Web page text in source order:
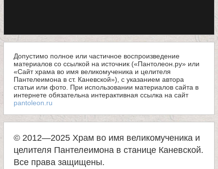
Допустимо полное или частичное воспроизведение
материалов со ссылкой на источник («Пантолеон.ру» или
«Сайт храма во имя великомученика и целителя
Пантелеимона в ст. Каневской»), с указанием автора
статьи или фото. При использовании материалов сайта в
интернете обязательна интерактивная ссылка на сайт
pantoleon.ru
© 2012—2025 Храм во имя великомученика и
целителя Пантелеимона в станице Каневской.
Все права защищены.